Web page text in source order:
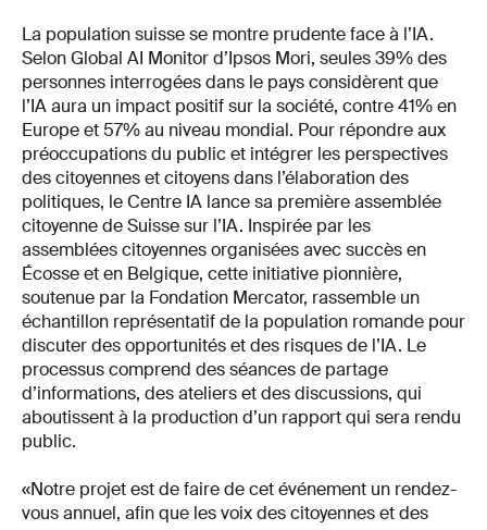
La population suisse se montre prudente face à l’IA.
Selon Global AI Monitor d’Ipsos Mori, seules 39% des
personnes interrogées dans le pays considèrent que
l’IA aura un impact positif sur la société, contre 41% en
Europe et 57% au niveau mondial. Pour répondre aux
préoccupations du public et intégrer les perspectives
des citoyennes et citoyens dans l’élaboration des
politiques, le Centre IA lance sa première assemblée
citoyenne de Suisse sur l’IA. Inspirée par les
assemblées citoyennes organisées avec succès en
Écosse et en Belgique, cette initiative pionnière,
soutenue par la Fondation Mercator, rassemble un
échantillon représentatif de la population romande pour
discuter des opportunités et des risques de l’IA. Le
processus comprend des séances de partage
d’informations, des ateliers et des discussions, qui
aboutissent à la production d’un rapport qui sera rendu
public.
«Notre projet est de faire de cet événement un rendez-
vous annuel, afin que les voix des citoyennes et des